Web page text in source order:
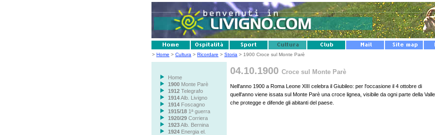
> Home > Cultura > Ricordare > Storia > 1900 Croce sul Monte Parè
Home
1900Monte Parè
1912Telegrafo
1914Alb. Livigno
1914Foscagno
1915/181ª guerra
1920/29Corriera
1923Alb. Bernina
1924Energia el.
04.10.1900 Croce sul Monte Parè
Nell'anno 1900 a Roma Leone XIII celebra il Giubileo: per l'occasione il 4 ottobre di
quell'anno viene issata sul Monte Parè una croce lignea, visibile da ogni parte della
che protegge e difende gli abitanti del paese.